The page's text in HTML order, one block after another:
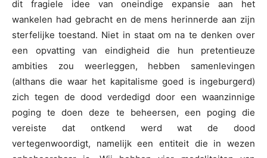
dit fragiele idee van oneindige expansie aan het
wankelen had gebracht en de mens herinnerde aan zijn
sterfelijke toestand. Niet in staat om na te denken over
een opvatting van eindigheid die hun pretentieuze
ambities zou weerleggen, hebben samenlevingen
(althans die waar het kapitalisme goed is ingeburgerd)
zich tegen de dood verdedigd door een waanzinnige
poging te doen deze te beheersen, een poging die
vereiste dat ontkend werd wat de dood
vertegenwoordigt, namelijk een entiteit die in wezen